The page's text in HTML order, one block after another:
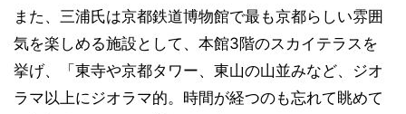
また、三浦氏は京都鉄道博物館で最も京都らしい雰囲
気を楽しめる施設として、本館3階のスカイテラスを
挙げ、「東寺や京都タワー、東山の山並みなど、ジオ
ラマ以上にジオラマ的。時間が経つのも忘れて眺めて